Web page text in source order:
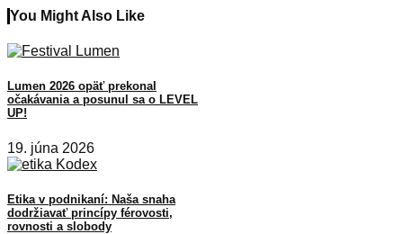
You Might Also Like
Lumen 2026 opäť prekonal
očakávania a posunul sa o LEVEL
UP!
19. júna 2026
Etika v podnikaní: Naša snaha
dodržiavať princípy férovosti,
rovnosti a slobody